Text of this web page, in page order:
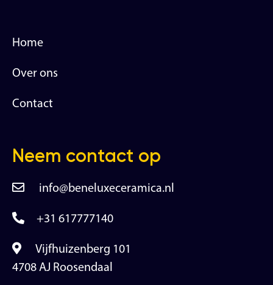
Home
Over ons
Contact
Neem contact op
info@beneluxeceramica.nl
+31 617777140
Vijfhuizenberg 101
4708 AJ Roosendaal